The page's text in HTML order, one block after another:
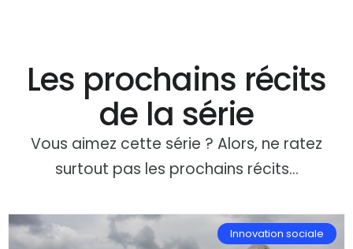
Les prochains récits
de la série
Vous aimez cette série ? Alors, ne ratez
surtout pas les prochains récits…
Innovation sociale